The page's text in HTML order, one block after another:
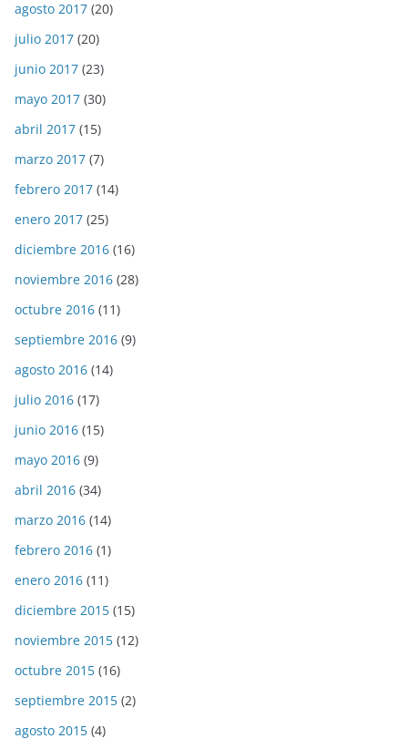
agosto 2017 (20)
julio 2017 (20)
junio 2017 (23)
mayo 2017 (30)
abril 2017 (15)
marzo 2017 (7)
febrero 2017 (14)
enero 2017 (25)
diciembre 2016 (16)
noviembre 2016 (28)
octubre 2016 (11)
septiembre 2016 (9)
agosto 2016 (14)
julio 2016 (17)
junio 2016 (15)
mayo 2016 (9)
abril 2016 (34)
marzo 2016 (14)
febrero 2016 (1)
enero 2016 (11)
diciembre 2015 (15)
noviembre 2015 (12)
octubre 2015 (16)
septiembre 2015 (2)
agosto 2015 (4)